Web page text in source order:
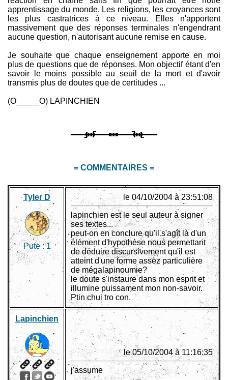
apprentissage du monde. Les religions, les croyances sont
les plus castratrices à ce niveau. Elles n'apportent
massivement que des réponses terminales n'engendrant
aucune question, n'autorisant aucune remise en cause.
Je souhaite que chaque enseignement apporte en moi
plus de questions que de réponses. Mon objectif étant d'en
savoir le moins possible au seuil de la mort et d'avoir
transmis plus de doutes que de certitudes ...
(O_____O) LAPINCHIEN
= COMMENTAIRES =
Tyler D
Pute :1
le 04/10/2004 à 23:51:08
lapinchien est le seul auteur à signer
ses textes...
peut-on en conclure qu'il s'agît là d'un
élément d'hypothèse nous permettant
de déduire discursivement qu'il est
atteint d'une forme assez particulière
de mégalapinoumie?
le doute s'instaure dans mon esprit et
illumine puissament mon non-savoir.
Ptin chui tro con.
Lapinchien
le 05/10/2004 à 11:16:35
j'assume